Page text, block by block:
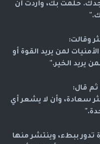
حلمت بك، وأردت أن
وقالت:
لمن يريد القوة أو
يريد الخير."
ثم قال:
سعادة، وأن لا يشعر أي
ببطء، وينتشر منها